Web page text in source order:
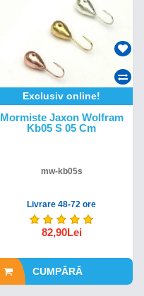
Exclusiv online!
Mormiste Jaxon Wolfram
Kb05 S 05 Cm
mw-kb05s
Livrare 48-72 ore
82,90Lei
CUMPĂRĂ